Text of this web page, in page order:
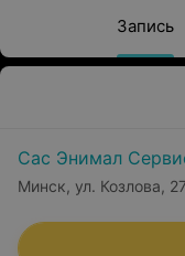
Запись
Сас Энимал
Минск, ул. Козлова,